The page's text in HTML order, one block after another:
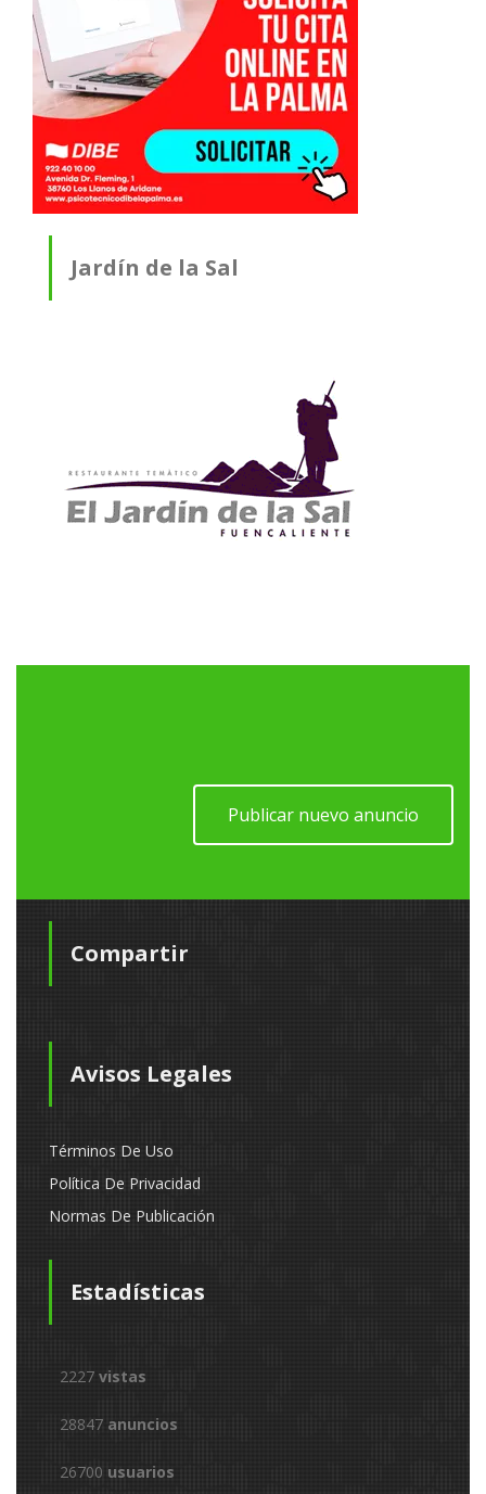
Jardín de la Sal
Publicar nuevo anuncio
Compartir
Avisos Legales
Términos De Uso
Política De Privacidad
Normas De Publicación
Estadísticas
2227 vistas
28847 anuncios
26700 usuarios